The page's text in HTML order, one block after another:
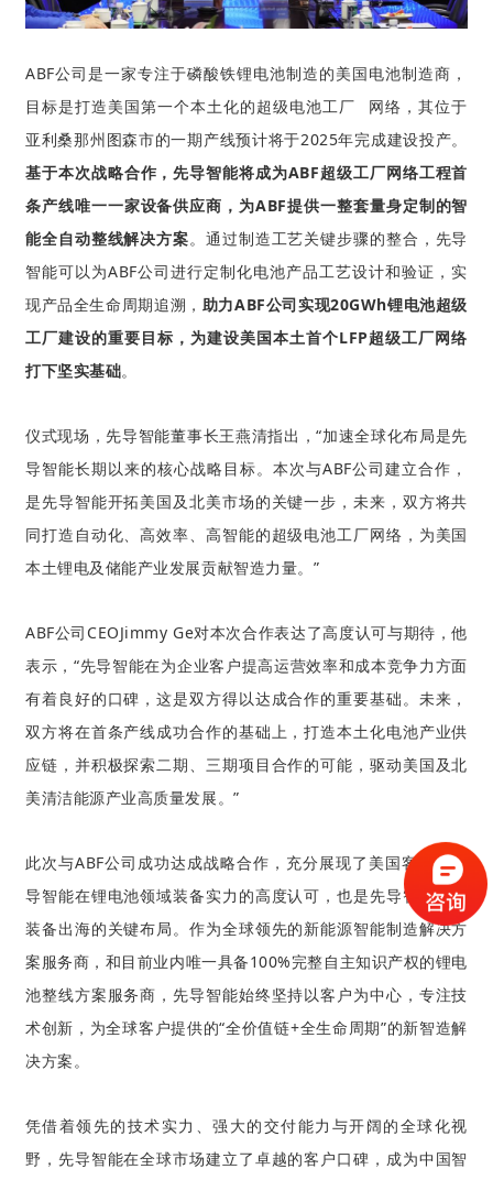
ABF公司是一家专注于磷酸铁锂电池制造的美国电池制造商，
目标是打造美国第一个本土化的超级电池工厂
网络，其位于
亚利桑那州图森市的一期产线预计将于2025年完成建设投产。
基于本次战略合作，先导智能将成为ABF超级工厂网络工程首
条产线唯一一家设备供应商，为ABF提供一整套量身定制的智
能全自动整线解决方案。通过制造工艺关键步骤的整合，先导
智能可以为ABF公司进行定制化电池产品工艺设计和验证，实
现产品全生命周期追溯， 助力ABF公司实现20GWh锂电池超级
工厂建设的重要目标，为建设美国本土首个LFP超级工厂网络
打下坚实基础。
仪式现场，先导智能董事长王燕清指出，“加速全球化布局是先
导智能长期以来的核心战略目标。本次与ABF公司建立合作，
是先导智能开拓美国及北美市场的关键一步，未来 ，双方将共
同打造自动化、高效率、高智能的超级电池工厂网络，为美国
本土锂电及储能产业发展贡献智造力量。 ”
ABF公司CEOJimmy Ge对本次合作表达了高度认可与期待，他
表示，“先导智能在为企业客户提高运营效率和成本竞争力方面
有着良好的口碑，这是双方得以达成合作的重要基础。未来，
双方将在首条产线成功合作的基础上，打造本土化电池产业供
应链，并积极探索二期、三期项目合作的可能，驱动美国及北
美清洁能源产业高质量发展。”
此次与ABF公司成功达成战略合作，充分展现了美国客户对先
导智能在锂电池领域装备实力的高度认可，也是先导智能高端
装备出海的关键布局。作为全球领先的新能源智能制造解决方
案服务商，和目前业内唯一具备100%完整自主知识产权的锂电
池整线方案服务商，先导智能始终坚持以客户为中心，专注技
术创新，为全球客户提供的“全价值链+全生命周期”的新智造解
决方案。
凭借着领先的技术实力、强大的交付能力与开阔的全球化视
野，先导智能在全球市场建立了卓越的客户口碑，成为中国智